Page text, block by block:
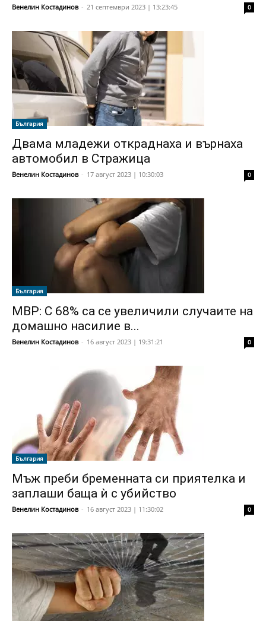
Венелин Костадинов - 21 септември 2023 | 13:23:45 0
България
Двама младежи откраднаха и върнаха
автомобил в Стражица
Венелин Костадинов - 17 август 2023 | 10:30:03 0
България
МВР: С 68% са се увеличили случаите на
домашно насилие в...
Венелин Костадинов - 16 август 2023 | 19:31:21 0
България
Мъж преби бременната си приятелка и
заплаши баща ѝ с убийство
Венелин Костадинов - 16 август 2023 | 11:30:02 0